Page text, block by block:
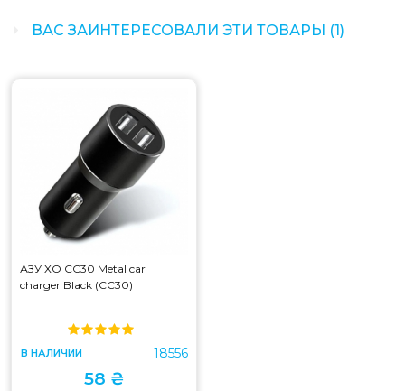
ВАС ЗАИНТЕРЕСОВАЛИ ЭТИ ТОВАРЫ (1)
АЗУ XO CC30 Metal car
charger Black (CC30)
В НАЛИЧИИ 18556
58 ₴